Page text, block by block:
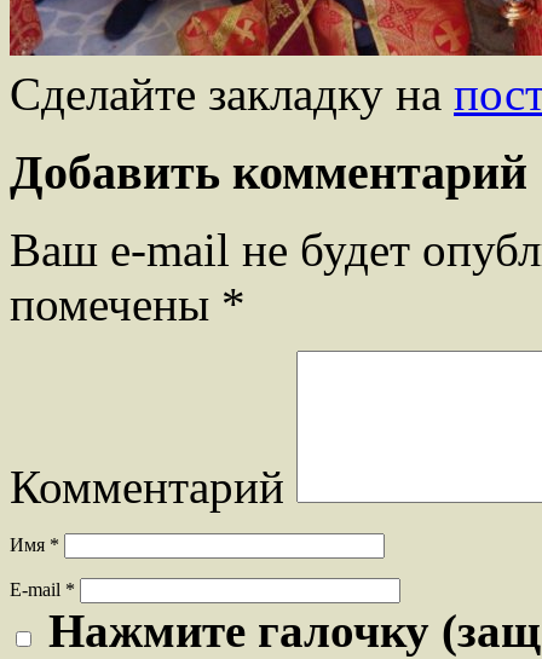
Сделайте закладку на
Добавить комментарий
Ваш e-mail не будет
помечены *
Комментарий
Имя *
E-mail *
Нажмите галочку